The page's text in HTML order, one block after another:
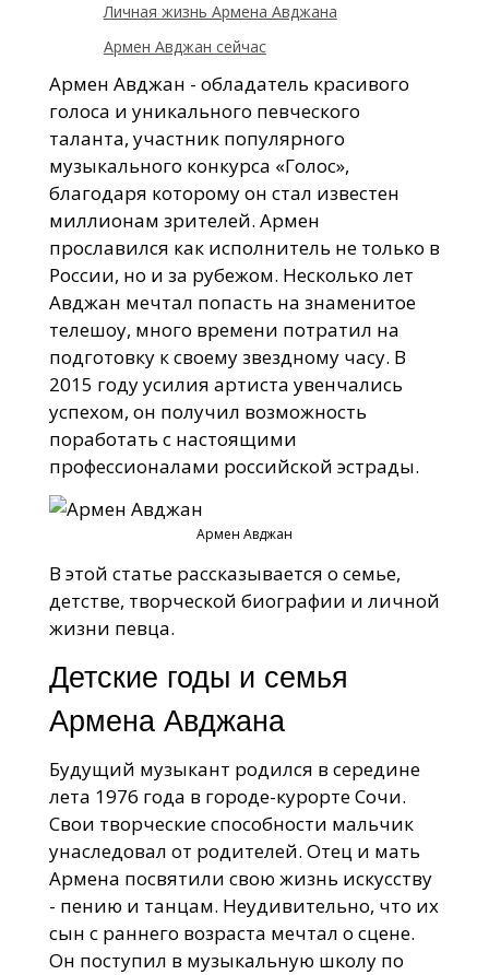
Личная жизнь Армена Авджана
Армен Авджан сейчас
Армен Авджан - обладатель красивого
голоса и уникального певческого
таланта, участник популярного
музыкального конкурса «Голос»,
благодаря которому он стал известен
миллионам зрителей. Армен
прославился как исполнитель не только в
России, но и за рубежом. Несколько лет
Авджан мечтал попасть на знаменитое
телешоу, много времени потратил на
подготовку к своему звездному часу. В
2015 году усилия артиста увенчались
успехом, он получил возможность
поработать с настоящими
профессионалами российской эстрады.
Армен Авджан
В этой статье рассказывается о семье,
детстве, творческой биографии и личной
жизни певца.
Детские годы и семья
Армена Авджана
Будущий музыкант родился в середине
лета 1976 года в городе-курорте Сочи.
Свои творческие способности мальчик
унаследовал от родителей. Отец и мать
Армена посвятили свою жизнь искусству
- пению и танцам. Неудивительно, что их
сын с раннего возраста мечтал о сцене.
Он поступил в музыкальную школу по